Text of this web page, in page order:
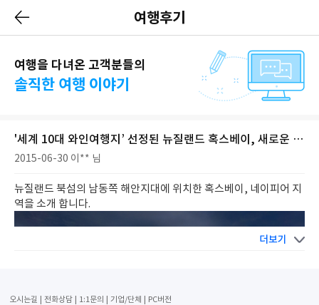
여행후기
여행을 다녀온 고객분들의
솔직한 여행 이야기
'세계 10대 와인여행지’ 선정된 뉴질랜드 혹스베이, 새로운 도시 네이피어
2015-06-30 이** 님
뉴질랜드 북섬의 남동쪽 해안지대에 위치한 혹스베이 , 네이피어 지
역을 소개 합니다.
더보기
오시는길 전화상담 1:1문의 기업/단체 PC버전